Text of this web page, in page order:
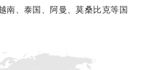
南、泰国、阿曼、莫桑比克等国